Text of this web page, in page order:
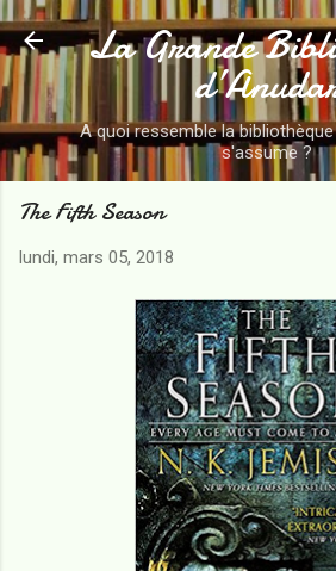
Accéder au contenu
La Grande
A quoi ressemble la
s'assume ?
The Fifth Season
lundi, mars 05, 2018